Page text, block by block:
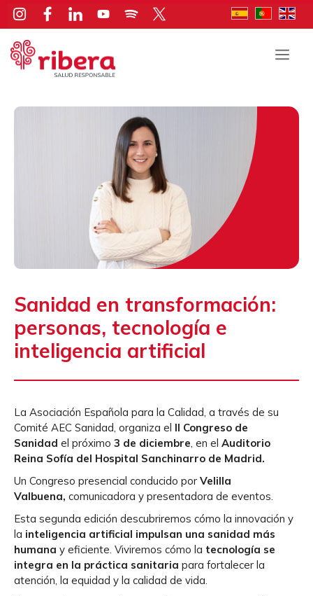
Saltar
contenido
Sanidad en transformación:
personas, tecnología e
inteligencia artificial
La Asociación Española para la Calidad, a través de su
Comité AEC Sanidad, organiza el II Congreso de
Sanidad el próximo 3 de diciembre, en el Auditorio
Reina Sofía del Hospital Sanchinarro de Madrid.
Un Congreso presencial conducido por Velilla
Valbuena, comunicadora y presentadora de eventos.
Esta segunda edición descubriremos cómo la innovación y
la inteligencia artificial impulsan una sanidad más
humana y eficiente. Viviremos cómo la tecnología se
integra en la práctica sanitaria para fortalecer la
atención, la equidad y la calidad de vida.